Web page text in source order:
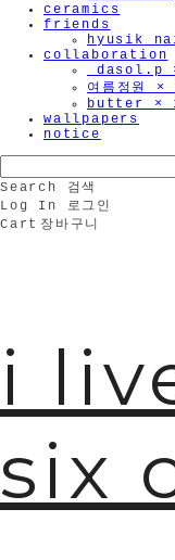
ceramics
friends
collaboration
여름정
butter ×
wallpapers
notice
Search
검색
Log In
로그인
Cart 장바구니
i
six